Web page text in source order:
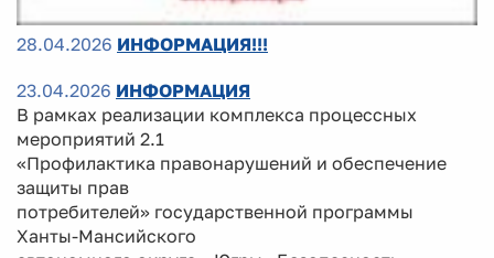
28.04.2026 ИНФОРМАЦИЯ!!!
23.04.2026 ИНФОРМАЦИЯ
В рамках реализации комплекса процессных
мероприятий 2.1
«Профилактика правонарушений и обеспечение
защиты прав
потребителей» государственной программы
Ханты-Мансийского